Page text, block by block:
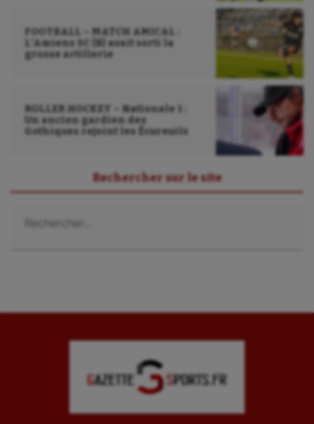
Haltérophilie
Handisport
Jeux Olympiques et Paralympiques
Korfbal
Moto
Omnisports
Outdoor
FOOTBALL – MATCH AMICAL :
L’Amiens SC (B) avait sorti la
grosse artillerie
ROLLER HOCKEY – Nationale 1 :
Un ancien gardien des
Gothiques rejoint les Écureuils
Rechercher sur le site